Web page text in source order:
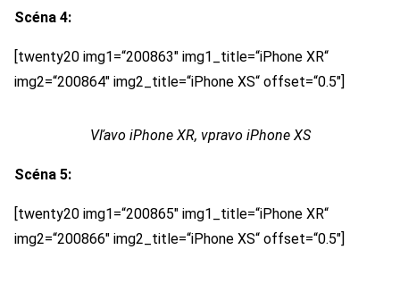
Scéna 4:
[twenty20 img1=“200863″ img1_title=“iPhone XR“
img2=“200864″ img2_title=“iPhone XS“ offset=“0.5″]
Vľavo iPhone XR, vpravo iPhone XS
Scéna 5:
[twenty20 img1=“200865″ img1_title=“iPhone XR“
img2=“200866″ img2_title=“iPhone XS“ offset=“0.5″]